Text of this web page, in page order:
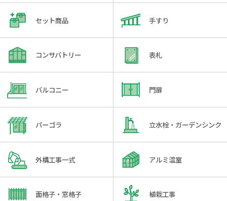
セット商品 手すり
コンサバトリー 表札
バルコニー 門扉
パーゴラ 立水栓・ガーデンシンク
外構工事一式 アルミ温室
面格子・窓格子 植栽工事